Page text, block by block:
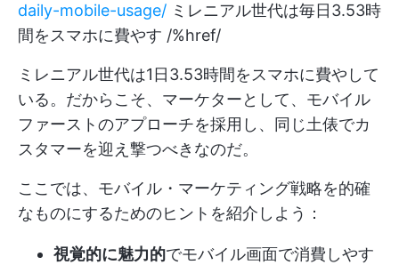
daily-mobile-usage/ ミレニアル世代は毎日3.53時
間をスマホに費やす /%href/
ミレニアル世代は1日3.53時間をスマホに費やして
いる。だからこそ、マーケターとして、モバイル
ファーストのアプローチを採用し、同じ土俵でカ
スタマーを迎え撃つべきなのだ。
ここでは、モバイル・マーケティング戦略を的確
なものにするためのヒントを紹介しよう：
視覚的に魅力的でモバイル画面で消費しやす